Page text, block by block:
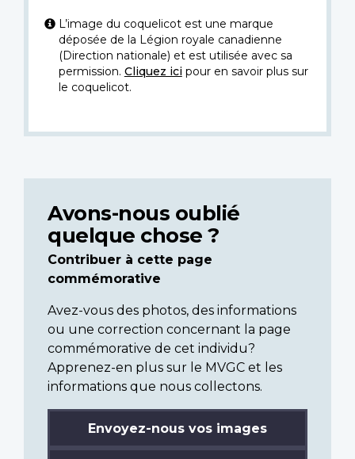
L’image du coquelicot est une marque
déposée de la Légion royale canadienne
(Direction nationale) et est utilisée avec sa
permission. Cliquez icipour en savoir plus sur
le coquelicot.
Avons-nous oublié
quelque chose ?
Contribuer à cette page
commémorative
Avez-vous des photos, des informations
ou une correction concernant la page
commémorative de cet individu?
Apprenez-en plus sur le MVGC et les
informations que nous collectons.
Envoyez-nous vos images